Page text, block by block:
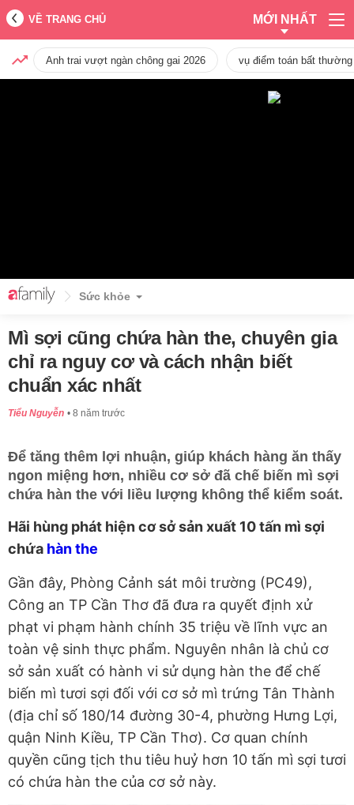
VỀ TRANG CHỦ MỚI NHẤT
Anh trai vượt ngàn chông gai 2026 vụ điểm toán bất
Sức khỏe
Mì sợi cũng chứa hàn the, chuyên gia
chỉ ra nguy cơ và cách nhận biết
chuẩn xác nhất
Tiểu Nguyễn 8 năm trước
Để tăng thêm lợi nhuận, giúp khách hàng ăn thấy
ngon miệng hơn, nhiều cơ sở đã chế biến mì sợi
chứa hàn the với liều lượng không thể kiểm soát.
Hãi hùng phát hiện cơ sở sản xuất 10 tấn mì sợi
chứa hàn the
Gần đây, Phòng Cảnh sát môi trường (PC49),
Công an TP Cần Thơ đã đưa ra quyết định xử
phạt vi phạm hành chính 35 triệu về lĩnh vực an
toàn vệ sinh thực phẩm. Nguyên nhân là chủ cơ
sở sản xuất có hành vi sử dụng hàn the để chế
biến mì tươi sợi đối với cơ sở mì trứng Tân Thành
(địa chỉ số 180/14 đường 30-4, phường Hưng Lợi,
quận Ninh Kiều, TP Cần Thơ). Cơ quan chính
quyền cũng tịch thu tiêu huỷ hơn 10 tấn mì sợi tươi
có chứa hàn the của cơ sở này.